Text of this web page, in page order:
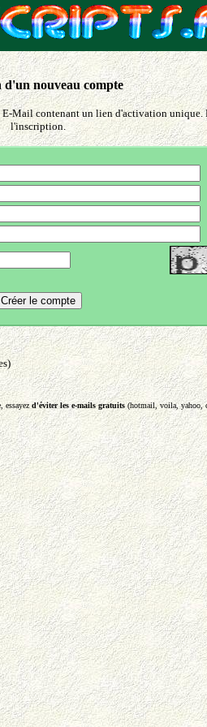
d'un nouveau compte
Mail contenant un lien d'activation
l'inscription.
essayezd'éviter les e-mails gratuits(hotmail, voila, yahoo,